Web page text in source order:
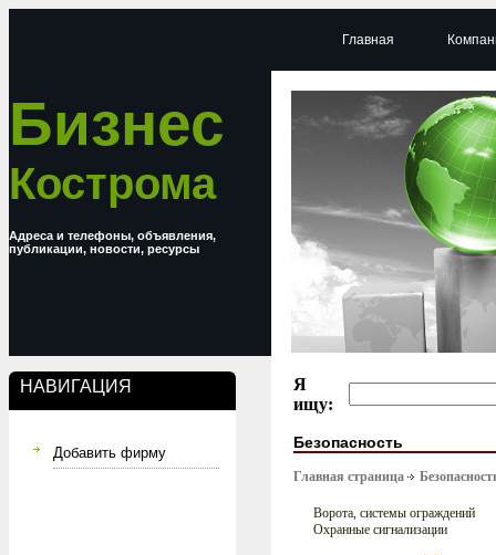
Бизнес
Кострома
Адреса и телефоны, объявления,
публикации, новости, ресурсы
НАВИГАЦИЯ
Добавить фирму
Главная
Я
ищу:
Безопасность
Главная страница
Ворота, системы ограждений
Охранные сигнализации